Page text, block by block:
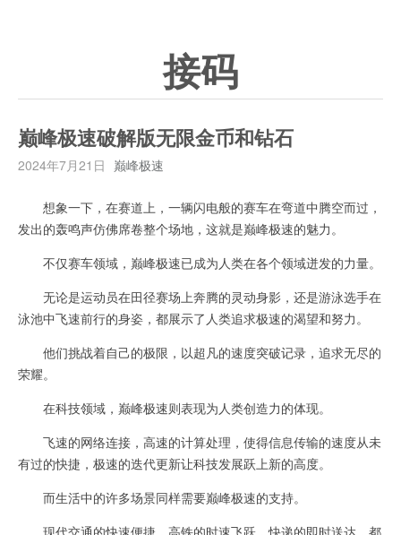
接码
巅峰极速破解版无限金币和钻石
2024年7月21日 巅峰极速
想象一下，在赛道上，一辆闪电般的赛车在弯道中腾空而过，
发出的轰鸣声仿佛席卷整个场地，这就是巅峰极速的魅力。
不仅赛车领域，巅峰极速已成为人类在各个领域迸发的力量。
无论是运动员在田径赛场上奔腾的灵动身影，还是游泳选手在
泳池中飞速前行的身姿，都展示了人类追求极速的渴望和努力。
他们挑战着自己的极限，以超凡的速度突破记录，追求无尽的
荣耀。
在科技领域，巅峰极速则表现为人类创造力的体现。
飞速的网络连接，高速的计算处理，使得信息传输的速度从未
有过的快捷，极速的迭代更新让科技发展跃上新的高度。
而生活中的许多场景同样需要巅峰极速的支持。
现代交通的快速便捷，高铁的时速飞跃，快递的即时送达，都